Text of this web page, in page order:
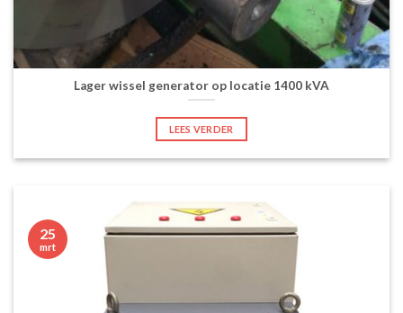
Lager wissel generator op locatie 1400 kVA
LEES VERDER
25
mrt